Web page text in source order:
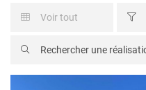
 Voir tout 
